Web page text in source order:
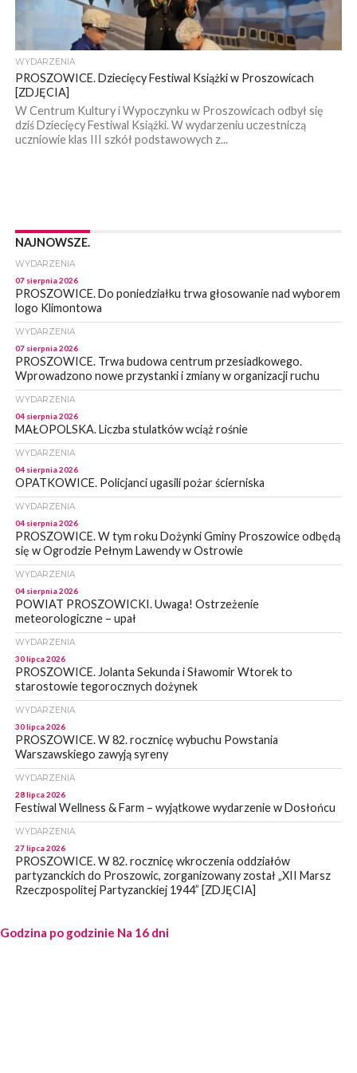
WYDARZENIA
PROSZOWICE. Dziecięcy Festiwal Książki w Proszowicach
[ZDJĘCIA]
W Centrum Kultury i Wypoczynku w Proszowicach odbył się
dziś Dziecięcy Festiwal Książki. W wydarzeniu uczestniczą
uczniowie klas III szkół podstawowych z...
NAJNOWSZE.
WYDARZENIA
07 sierpnia 2026
PROSZOWICE. Do poniedziałku trwa głosowanie nad wyborem
logo Klimontowa
WYDARZENIA
07 sierpnia 2026
PROSZOWICE. Trwa budowa centrum przesiadkowego.
Wprowadzono nowe przystanki i zmiany w organizacji ruchu
WYDARZENIA
04 sierpnia 2026
MAŁOPOLSKA. Liczba stulatków wciąż rośnie
WYDARZENIA
04 sierpnia 2026
OPATKOWICE. Policjanci ugasili pożar ścierniska
WYDARZENIA
04 sierpnia 2026
PROSZOWICE. W tym roku Dożynki Gminy Proszowice odbędą
się w Ogrodzie Pełnym Lawendy w Ostrowie
WYDARZENIA
04 sierpnia 2026
POWIAT PROSZOWICKI. Uwaga! Ostrzeżenie
meteorologiczne – upał
WYDARZENIA
30 lipca 2026
PROSZOWICE. Jolanta Sekunda i Sławomir Wtorek to
starostowie tegorocznych dożynek
WYDARZENIA
30 lipca 2026
PROSZOWICE. W 82. rocznicę wybuchu Powstania
Warszawskiego zawyją syreny
WYDARZENIA
28 lipca 2026
Festiwal Wellness & Farm – wyjątkowe wydarzenie w Dosłońcu
WYDARZENIA
27 lipca 2026
PROSZOWICE. W 82. rocznicę wkroczenia oddziałów
partyzanckich do Proszowic, zorganizowany został „XII Marsz
Rzeczpospolitej Partyzanckiej 1944” [ZDJĘCIA]
27 lipca 2026
PROSZOWICE. Po burzy uszkodzone słupy enegeryczne.
Godzina po godzinie Na 16 dni